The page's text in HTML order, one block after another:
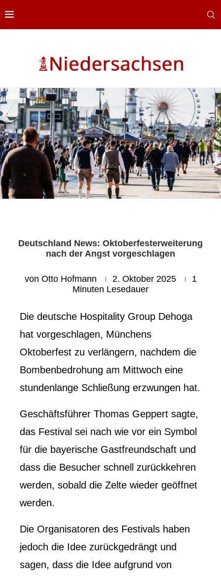
Deutschland News: Oktoberfesterweiterung
nach der Angst vorgeschlagen
von Otto Hofmann 2. Oktober 2025
1
Minuten Lesedauer
Die deutsche Hospitality Group Dehoga
hat vorgeschlagen, Münchens
Oktoberfest zu verlängern, nachdem die
Bombenbedrohung am Mittwoch eine
stundenlange Schließung erzwungen hat.
Geschäftsführer Thomas Geppert sagte,
das Festival sei nach wie vor ein Symbol
für die bayerische Gastfreundschaft und
dass die Besucher schnell zurückkehren
werden, sobald die Zelte wieder geöffnet
werden.
Die Organisatoren des Festivals haben
jedoch die Idee zurückgedrängt und
sagen, dass die Idee aufgrund von